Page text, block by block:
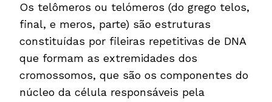
Os telômeros ou telómeros (do grego telos,
final, e meros, parte) são estruturas
constituídas por fileiras repetitivas de DNA
que formam as extremidades dos
cromossomos, que são os componentes do
núcleo da célula responsáveis pela